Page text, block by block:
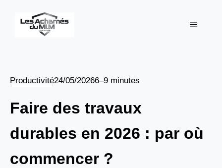
Menu
Productivité24/05/20266–9 minutes
Faire des travaux
durables en 2026 : par où
commencer ?